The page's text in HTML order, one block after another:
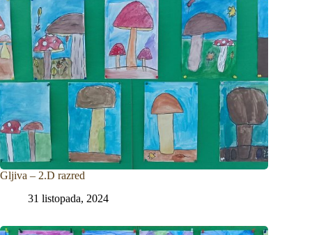
Gljiva – 2.D razred
31 listopada, 2024